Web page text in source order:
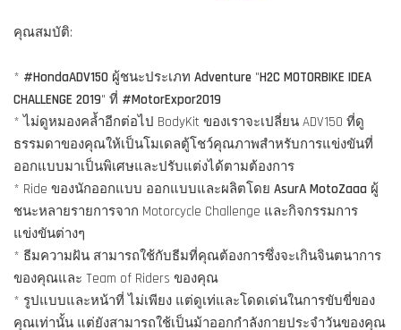
คุณสมบัติ:
* #HondaADV150 ผู้ชนะประเภท Adventure "H2C MOTORBIKE IDEA
CHALLENGE 2019" ที่ #MotorExpor2019
* ไม่ดูหมองคล้ำอีกต่อไป BodyKit ของเราจะเปลี่ยน ADV150 ที่ดู
ธรรมดาของคุณให้เป็นโมเดลตู้โชว์คุณภาพสำหรับการแข่งขันที่
ออกแบบมาเป็นพิเศษและปรับแต่งได้ตามต้องการ
* Ride ของนักออกแบบ ออกแบบและผลิตโดย AsurA MotoZaaa ผู้
ชนะหลายรายการจาก Motorcycle Challenge และกิจกรรมการ
แข่งขันต่างๆ
* ธีมความฝัน สามารถใช้กับธีมที่คุณต้องการซึ่งจะเกินจินตนาการ
ของคุณและ Team of Riders ของคุณ
* รูปแบบและหน้าที่ ไม่เพียง แต่ดูเท่และโดดเด่นในการขับขี่ของ
คุณเท่านั้น แต่ยังสามารถใช้เป็นม้าออกกำลังกายประจำวันของคุณ